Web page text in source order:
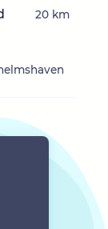
20 km